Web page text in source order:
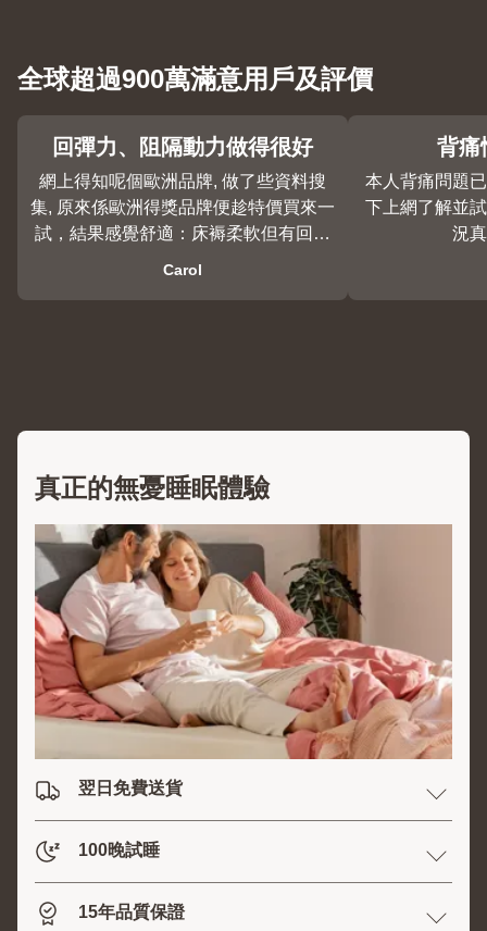
全球超過900萬滿意用戶及評價
回彈力、阻隔動力做得很好
網上得知呢個歐洲品牌, 做了些資料搜
集, 原來係歐洲得獎品牌便趁特價買來一
試，結果感覺舒適：床褥柔軟但有回彈
力，而且先生半夜翻身我也沒被影響
Carol
背痛
本人背痛問題
下上網了解並
況
真正的無憂睡眠體驗
翌日免費送貨
100晚試睡
15年品質保證